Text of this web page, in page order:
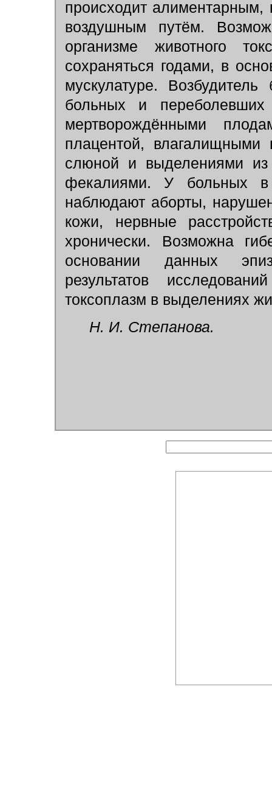
происходит
воздушным путём.
организме животного
сохраняться годами, в
мускулатуре.
больных и
мертворождёнными
плацентой,
слюной и выделениями
фекалиями. У больных в
наблюдают аборты,
кожи, нервные
хронически. Возможна
основании данных
результатов
токсоплазм в выделениях
Н. И. Степанова.